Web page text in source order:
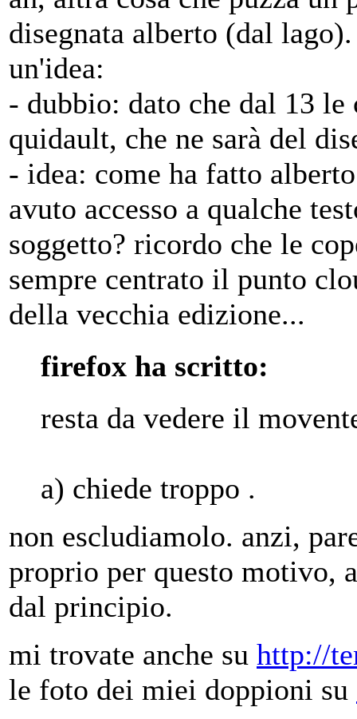
disegnata alberto (dal
un'idea:
- dubbio: dato che dal 13 le
quidault, che ne sarà del
- idea: come ha fatto
avuto accesso a qualche
soggetto? ricordo che le
sempre centrato il punto
della vecchia edizione...
firefox ha scritto:
resta da vedere il
a) chiede troppo .
non escludiamolo. anzi,
proprio per questo motivo,
dal principio.
mi trovate anche su http://
le foto dei miei doppioni su